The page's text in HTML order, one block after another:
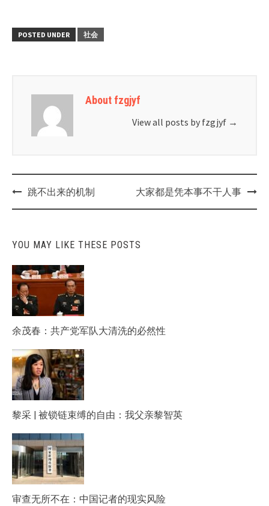
POSTED UNDER 社会
About fzgjyf
View all posts by fzgjyf →
Post跳不出来的机制 大家都是凭本事不干人事
YOU MAY LIKE THESE POSTS
余茂春：共产党军队大清洗的必然性
黎采 | 被锁链束缚的自由：我父亲黎智英
审查无所不在：中国记者的现实风险